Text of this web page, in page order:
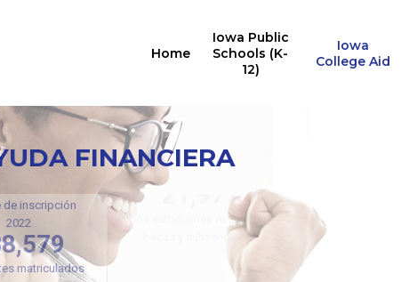
Home
Iowa Public
Schools (K-
12)
Iowa
College Aid
FINANCIERA
de inscripción
2022
Informe de premios
estatales múltiples
21,977
los estudiantes recibieron
becas y subvenciones